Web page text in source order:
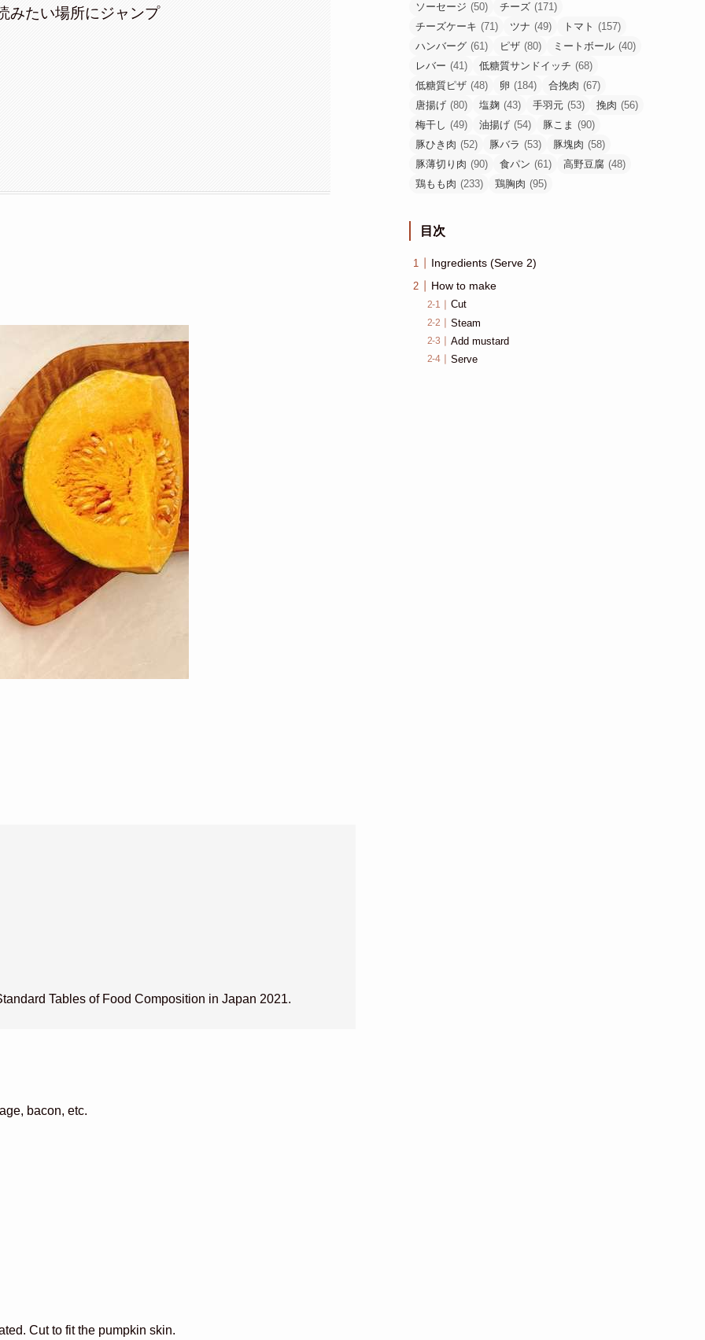
みたい場所にジャンプ
Tables of Food Composition in Japan 2021.
bacon, etc.
Cut to fit the pumpkin skin.
ソーセージ (50) チーズ (171)
チーズケーキ (71) ツナ (49) トマト (157)
ハンバーグ (61) ピザ (80) ミートボール (40)
レバー (41) 低糖質サンドイッチ (68)
低糖質ピザ (48) 卵 (184) 合挽肉 (67)
唐揚げ (80) 塩麹 (43) 手羽元 (53) 挽肉 (56)
梅干し (49) 油揚げ (54) 豚こま (90)
豚ひき肉 (52) 豚バラ (53) 豚塊肉 (58)
豚薄切り肉 (90) 食パン (61) 高野豆腐 (48)
鶏もも肉 (233) 鶏胸肉 (95)
目次
Ingredients (Serve 2)
How to make
Cut
Steam
Add mustard
Serve